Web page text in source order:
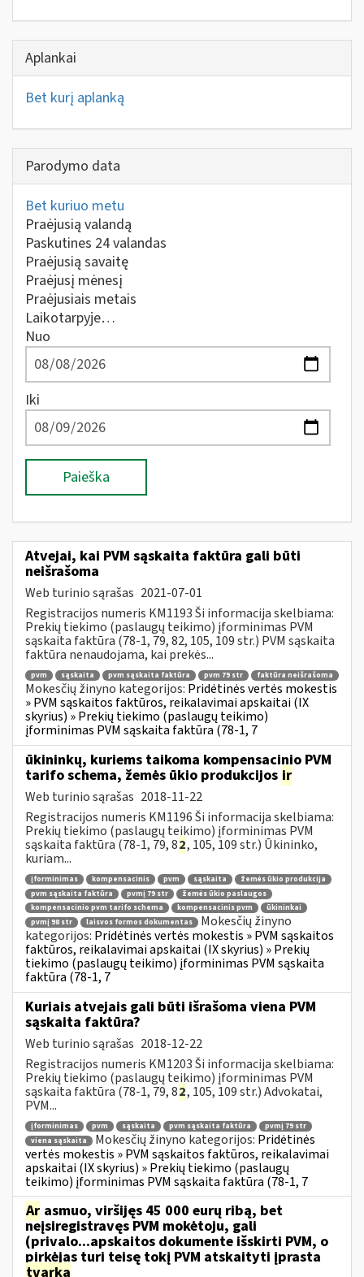
Aplankai
Bet kurį aplanką
Parodymo data
Bet kuriuo metu
Praėjusią valandą
Paskutines 24 valandas
Praėjusią savaitę
Praėjusį mėnesį
Praėjusiais metais
Laikotarpyje…
Nuo
Iki
Paieška
Atvejai, kai PVM sąskaita faktūra gali būti
neišrašoma
Web turinio sąrašas 2021-07-01
Registracijos numeris KM1193 Ši informacija skelbiama:
Prekių tiekimo (paslaugų teikimo) įforminimas PVM
sąskaita faktūra (78-1, 79, 82, 105, 109 str.) PVM sąskaita
faktūra nenaudojama, kai prekės...
pvm sąskaita pvm sąskaita faktūra pvm 79 str faktūra neišrašoma
Mokesčių žinyno kategorijos: Pridėtinės vertės mokestis
» PVM sąskaitos faktūros, reikalavimai apskaitai (IX
skyrius) » Prekių tiekimo (paslaugų teikimo)
įforminimas PVM sąskaita faktūra (78-1, 7
ūkininkų, kuriems taikoma kompensacinio PVM
tarifo schema, žemės ūkio produkcijos ir
Web turinio sąrašas 2018-11-22
Registracijos numeris KM1196 Ši informacija skelbiama:
Prekių tiekimo (paslaugų teikimo) įforminimas PVM
sąskaita faktūra (78-1, 79, 82, 105, 109 str.) Ūkininko,
kuriam...
įforminimas kompensacinis pvm sąskaita
žemės ūkio produkcija
pvm sąskaita faktūra
pvmį 79 str
žemės ūkio paslaugos
kompensacinio pvm tarifo schema
kompensacinis pvm
ūkininkai
pvmį 98 str
laisvos formos dokumentas
Mokesčių žinyno
kategorijos: Pridėtinės vertės mokestis » PVM sąskaitos
faktūros, reikalavimai apskaitai (IX skyrius) » Prekių
tiekimo (paslaugų teikimo) įforminimas PVM sąskaita
faktūra (78-1, 7
Kuriais atvejais gali būti išrašoma viena PVM
sąskaita faktūra?
Web turinio sąrašas 2018-12-22
Registracijos numeris KM1203 Ši informacija skelbiama:
Prekių tiekimo (paslaugų teikimo) įforminimas PVM
sąskaita faktūra (78-1, 79, 82, 105, 109 str.) Advokatai,
PVM...
įforminimas pvm sąskaita pvm sąskaita faktūra
pvmį 79 str
viena sąskaita
Mokesčių žinyno kategorijos: Pridėtinės
vertės mokestis » PVM sąskaitos faktūros, reikalavimai
apskaitai (IX skyrius) » Prekių tiekimo (paslaugų
teikimo) įforminimas PVM sąskaita faktūra (78-1, 7
Ar asmuo, viršijęs 45 000 eurų ribą, bet
neįsiregistravęs PVM mokėtoju, gali
(privalo...apskaitos dokumente išskirti PVM, o
pirkėjas turi teisę tokį PVM atskaityti įprasta
tvarka